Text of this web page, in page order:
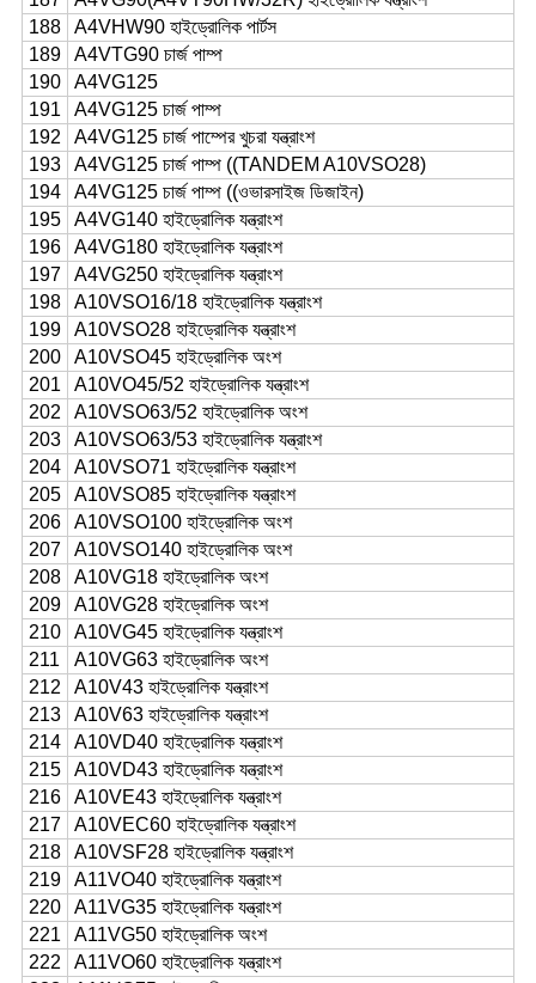
188
A4VHW90 হাইড্রোলিক পার্টস
189
A4VTG90 চার্জ পাম্প
190
A4VG125
191
A4VG125 চার্জ পাম্প
192
A4VG125 চার্জ পাম্পের খুচরা যন্ত্রাংশ
193
A4VG125 চার্জ পাম্প ((TANDEM A10VSO28)
194
A4VG125 চার্জ পাম্প ((ওভারসাইজ ডিজাইন)
195
A4VG140 হাইড্রোলিক যন্ত্রাংশ
196
A4VG180 হাইড্রোলিক যন্ত্রাংশ
197
A4VG250 হাইড্রোলিক যন্ত্রাংশ
198
A10VSO16/18 হাইড্রোলিক যন্ত্রাংশ
199
A10VSO28 হাইড্রোলিক যন্ত্রাংশ
200
A10VSO45 হাইড্রোলিক অংশ
201
A10VO45/52 হাইড্রোলিক যন্ত্রাংশ
202
A10VSO63/52 হাইড্রোলিক অংশ
203
A10VSO63/53 হাইড্রোলিক যন্ত্রাংশ
204
A10VSO71 হাইড্রোলিক যন্ত্রাংশ
205
A10VSO85 হাইড্রোলিক যন্ত্রাংশ
206
A10VSO100 হাইড্রোলিক অংশ
207
A10VSO140 হাইড্রোলিক অংশ
208
A10VG18 হাইড্রোলিক অংশ
209
A10VG28 হাইড্রোলিক অংশ
210
A10VG45 হাইড্রোলিক যন্ত্রাংশ
211
A10VG63 হাইড্রোলিক অংশ
212
A10V43 হাইড্রোলিক যন্ত্রাংশ
213
A10V63 হাইড্রোলিক যন্ত্রাংশ
214
A10VD40 হাইড্রোলিক যন্ত্রাংশ
215
A10VD43 হাইড্রোলিক যন্ত্রাংশ
216
A10VE43 হাইড্রোলিক যন্ত্রাংশ
217
A10VEC60 হাইড্রোলিক যন্ত্রাংশ
218
A10VSF28 হাইড্রোলিক যন্ত্রাংশ
219
A11VO40 হাইড্রোলিক যন্ত্রাংশ
220
A11VG35 হাইড্রোলিক যন্ত্রাংশ
221
A11VG50 হাইড্রোলিক অংশ
222
A11VO60 হাইড্রোলিক যন্ত্রাংশ